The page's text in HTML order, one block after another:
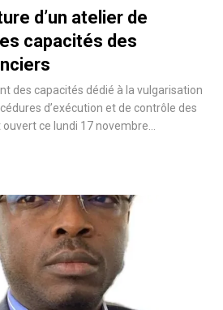
d’un atelier de
capacités des
des capacités dédié à la vulgarisation
d’exécution et de contrôle des
ce lundi 17 novembre…